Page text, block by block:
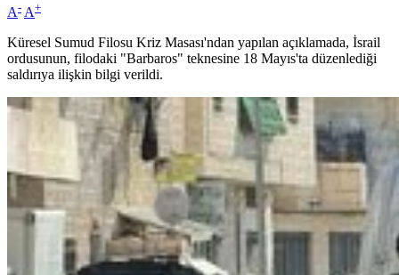
A- A+
Küresel Sumud Filosu Kriz Masası'ndan yapılan açıklamada, İsrail
ordusunun, filodaki "Barbaros" teknesine 18 Mayıs'ta düzenlediği
saldırıya ilişkin bilgi verildi.